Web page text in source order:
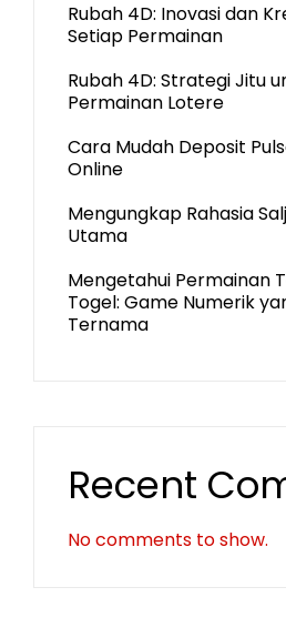
Rubah 4D: Inovasi dan
Setiap Permainan
Rubah 4D: Strategi Jitu
Permainan Lotere
Cara Mudah Deposit
Online
Mengungkap Rahasia
Utama
Mengetahui Permainan
Togel: Game Numerik
Ternama
Recent
No comments to show.